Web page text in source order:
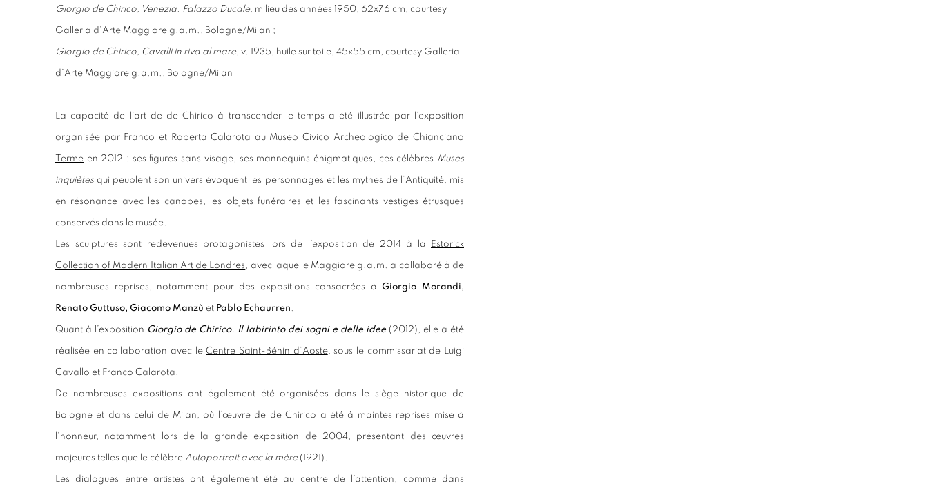
Giorgio de Chirico, Venezia. Palazzo Ducale, milieu des années 1950, 62x76 cm, courtesy
Galleria d’Arte Maggiore g.a.m., Bologne/Milan ;
Giorgio de Chirico, Cavalli in riva al mare, v. 1935, huile sur toile, 45x55 cm, courtesy Galleria
d’Arte Maggiore g.a.m., Bologne/Milan
La capacité de l’art de de Chirico à transcender le temps a été illustrée par l’exposition
organisée par Franco et Roberta Calarota au Museo Civico Archeologico de Chianciano
Terme en 2012 : ses figures sans visage, ses mannequins énigmatiques, ces célèbres Muses
inquiètes qui peuplent son univers évoquent les personnages et les mythes de l’Antiquité, mis
en résonance avec les canopes, les objets funéraires et les fascinants vestiges étrusques
conservés dans le musée.
Les sculptures sont redevenues protagonistes lors de l’exposition de 2014 à la Estorick
Collection of Modern Italian Art de Londres , avec laquelle Maggiore g.a.m. a collaboré à de
nombreuses reprises, notamment pour des expositions consacrées à Giorgio Morandi,
Renato Guttuso, Giacomo Manzù et Pablo Echaurren
Quant à l’exposition Giorgio de Chirico. Il labirinto dei sogni e delle idee (2012), elle a été
réalisée en collaboration avec leCentre Saint-Bénin d’Aoste, sous le commissariat de Luigi
Cavallo et Franco Calarota.
De nombreuses expositions ont également été organisées dans le siège historique de
Bologne et dans celui de Milan, où l’œuvre de de Chirico a été à maintes reprises mise à
l’honneur, notamment lors de la grande exposition de 2004, présentant des œuvres
majeures telles que le célèbre Autoportrait avec la mère(1921).
Les dialogues entre artistes ont également été au centre de l’attention, comme dans